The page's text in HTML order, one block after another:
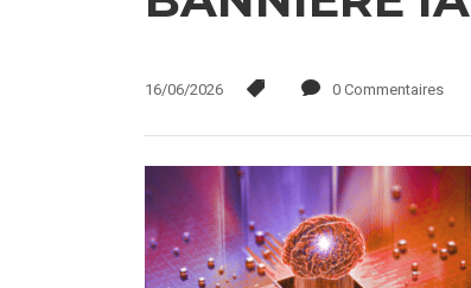
16/06/2026 0 Commentaires